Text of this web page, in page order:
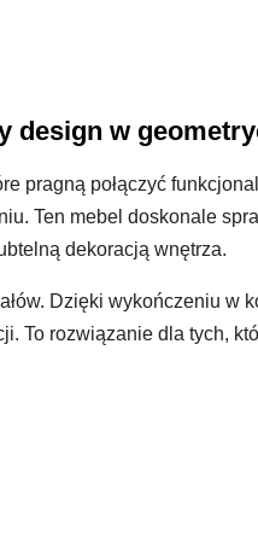
design w
pragną połączyć
Ten mebel doskonale
dekoracją wnętrza.
Dzięki wykończeniu w
To rozwiązanie dla tych,